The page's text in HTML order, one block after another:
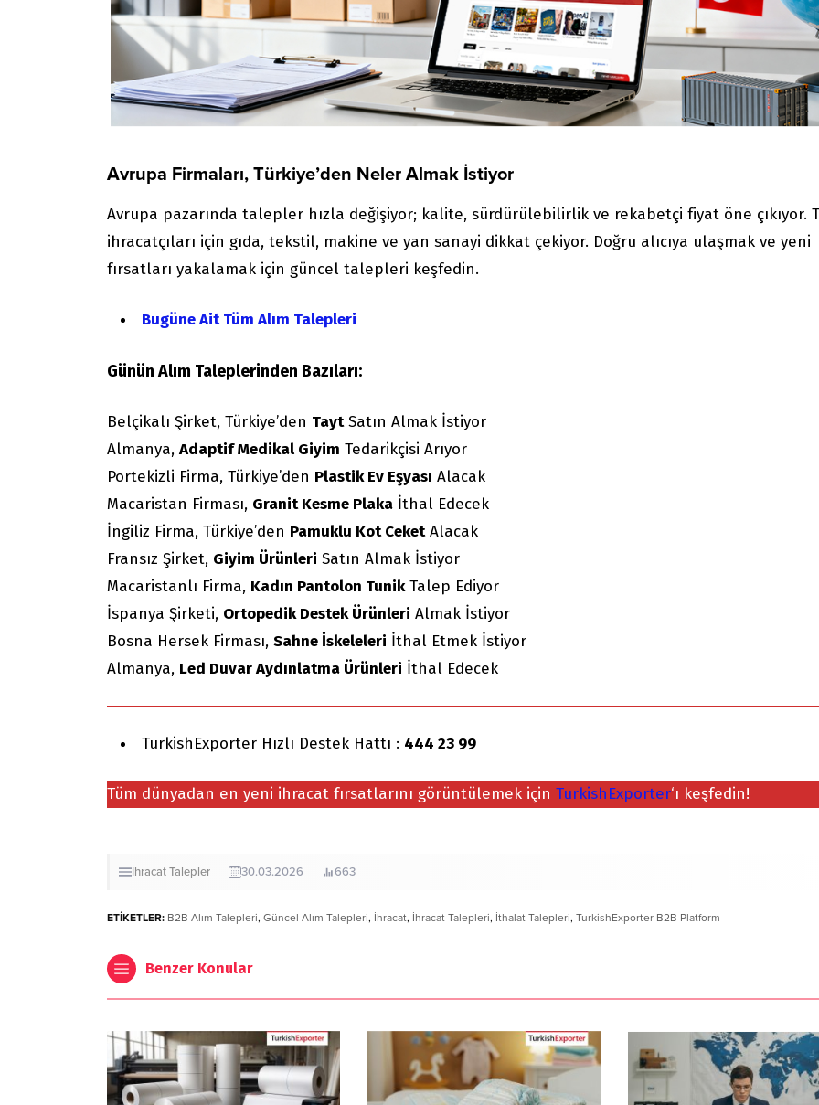
Avrupa Firmaları, Türkiye’den Neler Almak İstiyor
Avrupa pazarında talepler hızla değişiyor; kalite, sürdürülebilirlik ve rekabetçi fiyat öne çıkıyor.
ihracatçıları için gıda, tekstil, makine ve yan sanayi dikkat çekiyor. Doğru alıcıya ulaşmak ve yeni
fırsatları yakalamak için güncel talepleri keşfedin.
Bugüne Ait Tüm Alım Talepleri
Günün Alım Taleplerinden Bazıları:
Belçikalı Şirket, Türkiye’den TaytSatın Almak İstiyor
Almanya, Adaptif Medikal Giyim Tedarikçisi Arıyor
Portekizli Firma, Türkiye’den Plastik Ev Eşyası Alacak
Macaristan Firması, Granit Kesme Plaka İthal Edecek
İngiliz Firma, Türkiye’den Pamuklu Kot CeketAlacak
Fransız Şirket, Giyim Ürünleri Satın Almak İstiyor
Macaristanlı Firma, Kadın Pantolon TunikTalep Ediyor
İspanya Şirketi, Ortopedik Destek Ürünleri Almak İstiyor
Bosna Hersek Firması, Sahne İskeleleri İthal Etmek İstiyor
Almanya, Led Duvar Aydınlatma Ürünleri İthal Edecek
TurkishExporter Hızlı Destek Hattı : 444 23 99
Tüm dünyadan en yeni ihracat fırsatlarını görüntülemek için TurkishExporter‘ı keşfedin!
İhracatTalepler 30.03.2026 663
ETİKETLER: B2B Alım Talepleri, Güncel Alım Talepleri, İhracat, İhracat Talepleri, İthalat Talepleri, TurkishExporter B2B Platform
Benzer Konular